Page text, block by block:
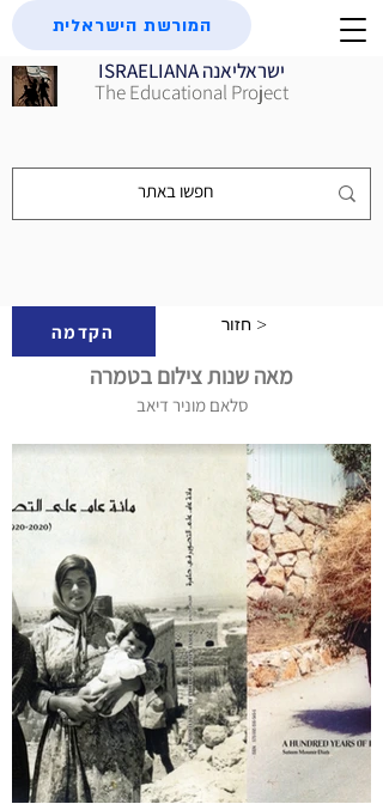
ISRAELIANA ישראליאנה
The Educational Project
המורשת הישראלית
הקדמה חזור >
מאה שנות צילום בטמרה
סלאם מוניר דיאב